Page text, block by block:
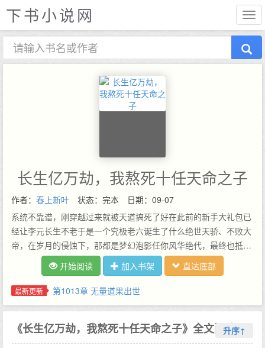
下书小说网
长生亿万劫，我熬死十任天命之子
作者： 春上新叶 状态：完本
日期：09-07
系统不靠谱，刚穿越过来就被天道搞死了好在此前的新手大礼包已
经让李元长生不老于是一个究极老六诞生了什么绝世天骄、不败大
帝，在岁月的侵蚀下，那都是梦幻泡影任你风华绝代，最终也抵不
过岁月无情他曾经历了科技崛起也曾见证了灵气复苏活过万万载，
送走了一茬又一茬天骄大帝活过亿万载，笑看沧海成桑田，世界多
生灭活过亿亿载，天地腐朽，宇宙幻灭，天道也来求长生法…
开始阅读 加入书架 直达底部
最新更新 第1013章 无量道果出世
《长生亿万劫，我熬死十任天命之子》全文阅读
升序↑